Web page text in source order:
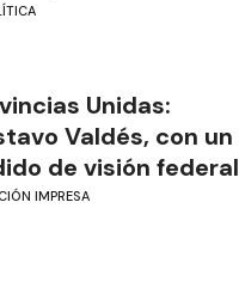
Unidas:
Valdés, con un
de visión federal
IMPRESA